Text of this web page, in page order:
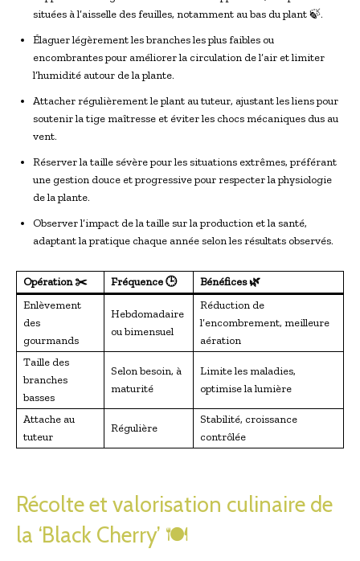
situées à l’aisselle des feuilles, notamment au bas du plant 🍃.
Élaguer légèrement les branches les plus faibles ou
encombrantes pour améliorer la circulation de l’air et limiter
l’humidité autour de la plante.
Attacher régulièrement le plant au tuteur, ajustant les liens pour
soutenir la tige maîtresse et éviter les chocs mécaniques dus au
vent.
Réserver la taille sévère pour les situations extrêmes, préférant
une gestion douce et progressive pour respecter la physiologie
de la plante.
Observer l’impact de la taille sur la production et la santé,
adaptant la pratique chaque année selon les résultats observés.
Opération ✂️ Fréquence 🕒
Bénéfices 🌿
Enlèvement
des
gourmands
Hebdomadaire
ou bimensuel
Réduction de
l’encombrement, meilleure
aération
Taille des
branches
basses
Selon besoin, à
maturité
Limite les maladies,
optimise la lumière
Attache au
tuteur
Régulière
Stabilité, croissance
contrôlée
Récolte et valorisation culinaire de
la ‘Black Cherry’ 🍽️